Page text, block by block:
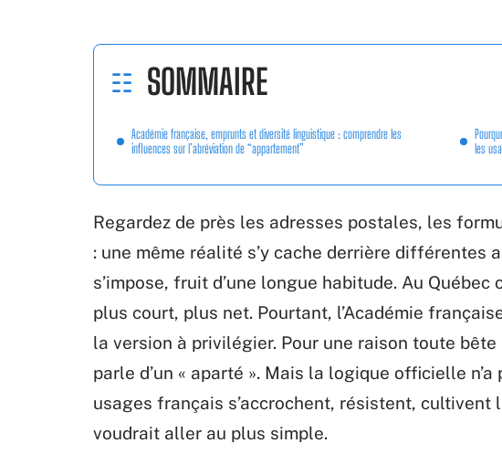
SOMMAIRE
Académie française, emprunts et diversité linguistique : comprendre les
influences sur l’abréviation de “appartement”
les
Regardez de près les adresses postales, les
: une même réalité s’y cache derrière différentes
s’impose, fruit d’une longue habitude. Au
plus court, plus net. Pourtant, l’Académie
la version à privilégier. Pour une raison toute bête
parle d’un « aparté ». Mais la logique officielle
usages français s’accrochent, résistent, cultivent
voudrait aller au plus simple.